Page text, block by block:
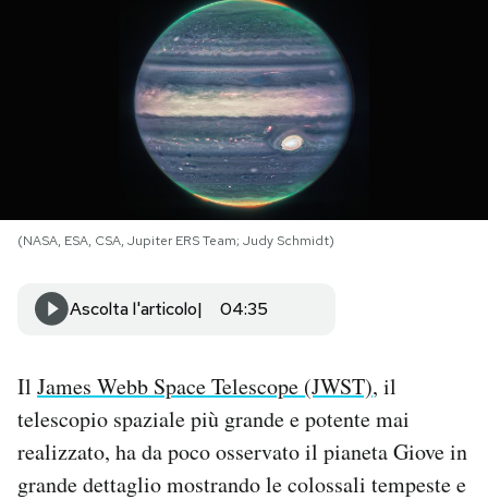
NEWSLETTER
I MIEI PREFERITI
SHOP
CALENDARIO
Area Personale
Newsletter
Notifiche mobile
(NASA, ESA, CSA, Jupiter ERS Team; Judy Schmidt)
Ascolta l'articolo 04:35
Il James Webb Space Telescope (JWST), il
telescopio spaziale più grande e potente mai
realizzato, ha da poco osservato il pianeta Giove in
grande dettaglio mostrando le colossali tempeste e